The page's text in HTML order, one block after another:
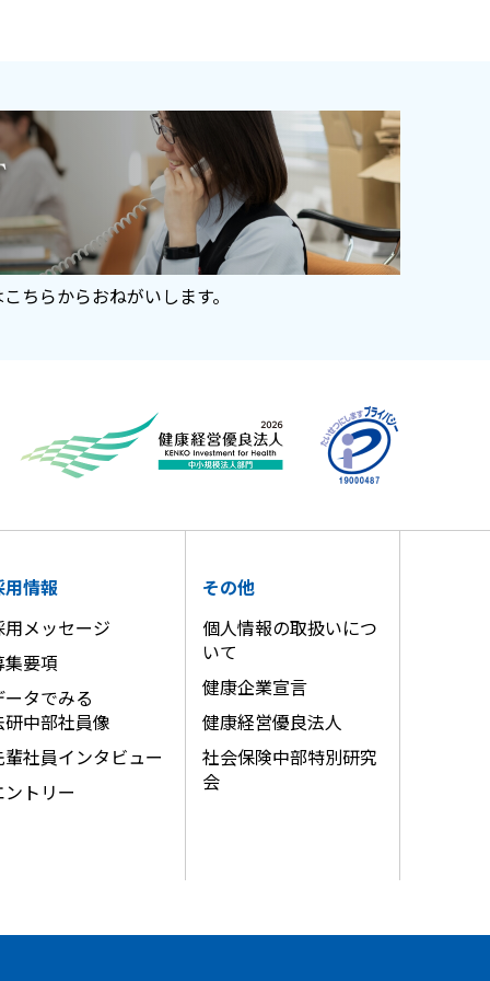
ちらからおねがいします。
用情報
用メッセージ
集要項
ータでみる
研中部社員像
輩社員インタビュー
ントリー
その他
個人情報の取扱いにつ
いて
健康企業宣言
健康経営優良法人
社会保険中部特別研究
会